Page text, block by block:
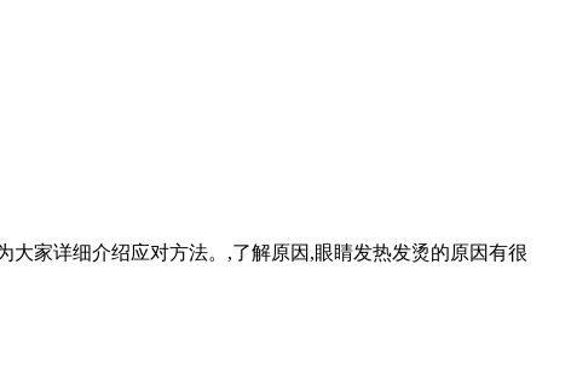
家详细介绍应对方法。,了解原因,眼睛发热发烫的原因有很